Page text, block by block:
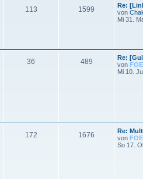
113 1599
Re:
von
Mi 31.
36 489
Re:
von FOE
Mi 10.
172 1676
Re:
von FOE
So 17.